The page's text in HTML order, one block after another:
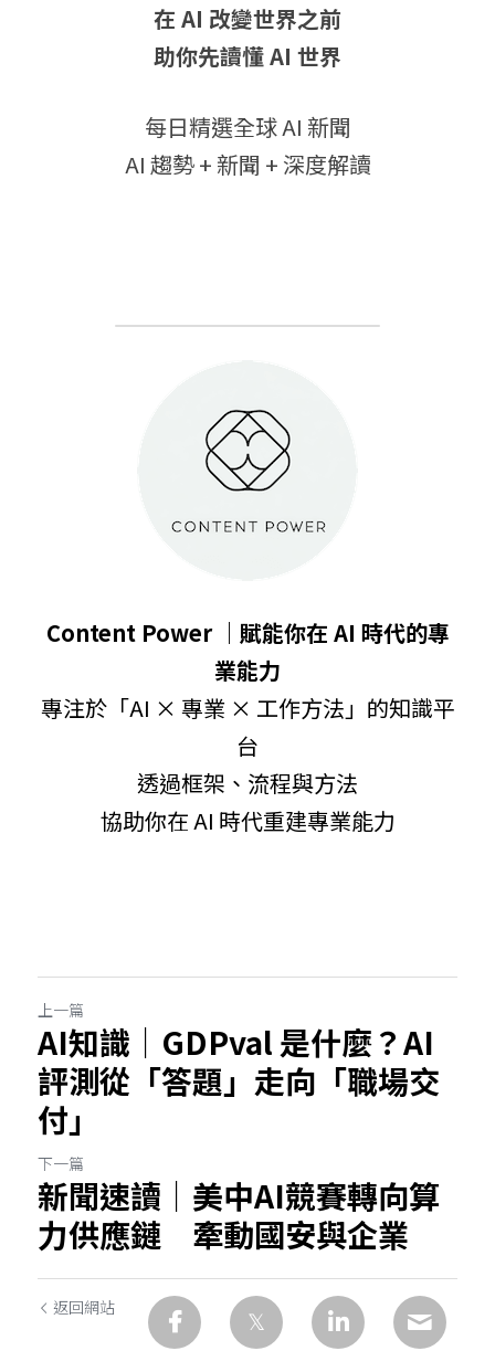
在 AI 改變世界之前
助你先讀懂 AI 世界
每日精選全球 AI 新聞
AI 趨勢 + 新聞 + 深度解讀
Content Power ｜賦能你在 AI 時代的專
業能力
專注於「AI × 專業 × 工作方法」的知識平
台
透過框架、流程與方法
協助你在 AI 時代重建專業能力
上一篇
AI知識｜GDPval 是什麼？AI
評測從「答題」走向「職場交
付」
下一篇
新聞速讀｜美中AI競賽轉向算
力供應鏈 牽動國安與企業
返回網站